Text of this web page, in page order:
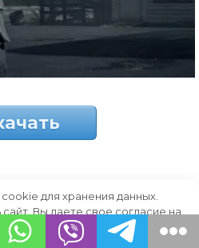
для хранения данных.
Вы даете свое согласие на
файлами.
OK